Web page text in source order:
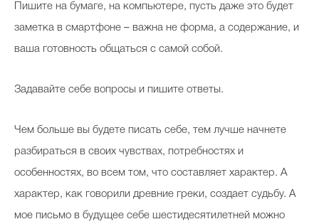
Пишите на бумаге, на компьютере, пусть даже это будет
заметка в смартфоне – важна не форма, а содержание, и
ваша готовность общаться с самой собой.
Задавайте себе вопросы и пишите ответы.
Чем больше вы будете писать себе, тем лучше начнете
разбираться в своих чувствах, потребностях и
особенностях, во всем том, что составляет характер. А
характер, как говорили древние греки, создает судьбу. А
мое письмо в будущее себе шестидесятилетней можно